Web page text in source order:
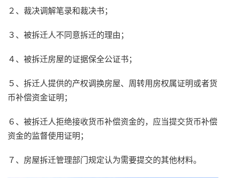
２、裁决调解笔录和裁决书；
３、被拆迁人不同意拆迁的理由；
４、被拆迁房屋的证据保全公证书；
５、拆迁人提供的产权调换房屋、周转用房权属证明或者货
币补偿资金证明；
６、被拆迁人拒绝接收货币补偿资金的，应当提交货币补偿
资金的监督使用证明；
７、房屋拆迁管理部门规定认为需要提交的其他材料。